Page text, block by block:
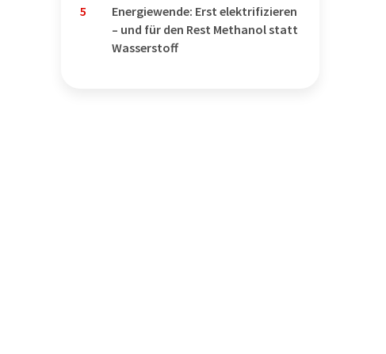
5
Energiewende: Erst elektrifizieren
– und für den Rest Methanol statt
Wasserstoff